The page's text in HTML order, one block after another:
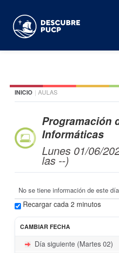
Places
Featured events
Menu Programming
INICIO | AULAS
Programación
Informáticas
Lunes 01/06/
las --)
No se tiene información de este
Recargar cada 2 minutos
CAMBIAR FECHA
Día siguiente (Martes 02)